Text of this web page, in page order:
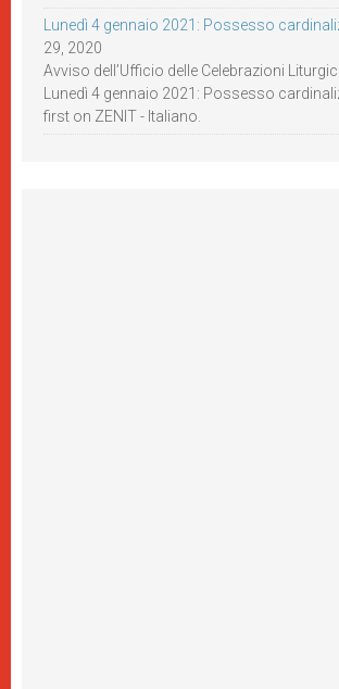
Lunedì 4 gennaio 2021: Possesso
29, 2020
Avviso dell’Ufficio delle Celebrazioni
Lunedì 4 gennaio 2021: Possesso
first on ZENIT - Italiano.